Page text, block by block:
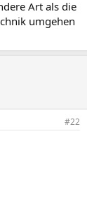
Art als die
umgehen
#22